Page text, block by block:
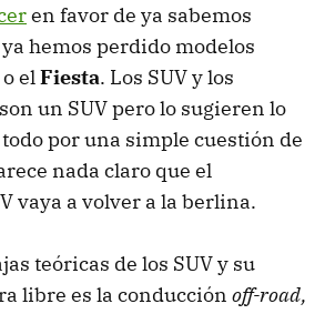
en favor de ya sabemos
hemos perdido modelos
o elFiesta. Los SUV y los
un SUV pero lo sugieren lo
por una simple cuestión de
nada claro que el
vaya a volver a la berlina.
teóricas de los SUV y su
libre es la conducción off-road,